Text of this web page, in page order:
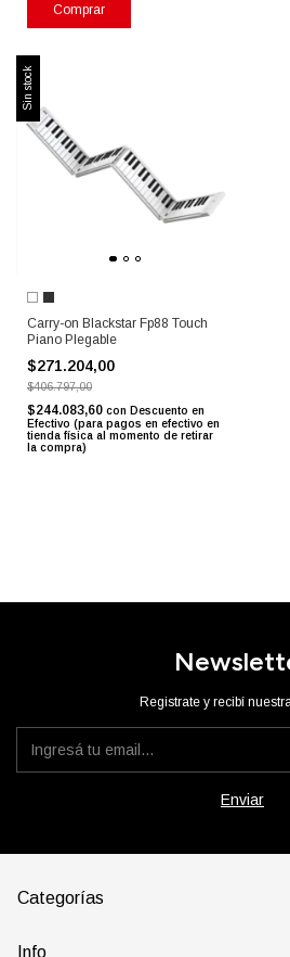
Comprar
Sin stock
Carry-on Blackstar Fp88 Touch
Piano Plegable
$271.204,00
$406.797,00
$244.083,60 con Descuento en
Efectivo (para pagos en efectivo en
tienda física al momento de retirar
la compra)
Registrate y recibí
Categorías
Info